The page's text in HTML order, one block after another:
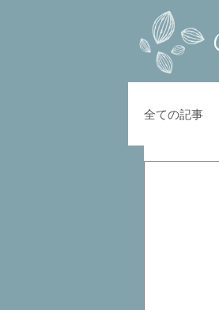
全ての記事